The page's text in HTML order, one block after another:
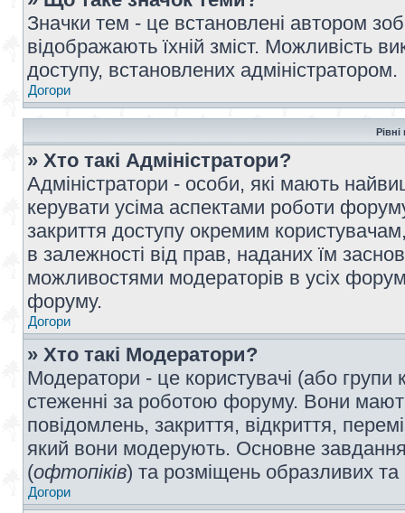
Значки тем - це встановлені автором
відображають їхній зміст. Можливість
доступу, встановлених адміністратором.
Догори
Рівні
» Хто такі Адміністратори?
Адміністратори - особи, які мають
керувати усіма аспектами роботи
закриття доступу окремим
в залежності від прав, наданих їм
можливостями модераторів в усіх
форуму.
Догори
» Хто такі Модератори?
Модератори - це користувачі (або
стеженні за роботою форуму. Вони
повідомлень, закриття, відкриття,
який вони модерують. Основне
(офтопіків) та розміщень образливих
Догори